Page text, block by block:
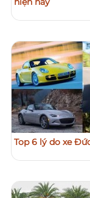
Top 6 lý do xe